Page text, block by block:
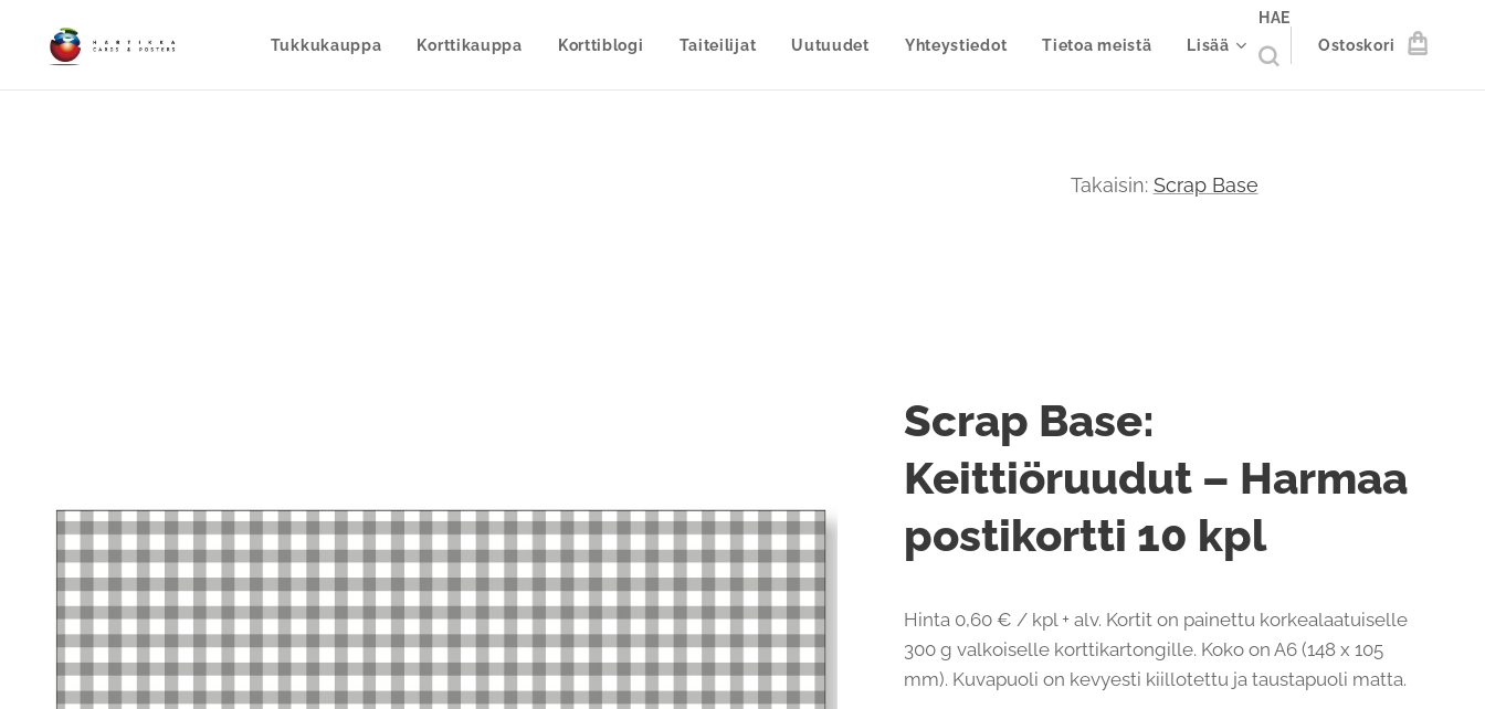
Tukkukauppa Korttikauppa Korttiblogi Taiteilijat Uutuudet Yhteystiedot Tietoa meistä Lisää
HAE
Ostoskori
Takaisin: Scrap Base
Scrap Base:
Keittiöruudut – Harmaa
postikortti 10 kpl
Hinta 0,60 € / kpl + alv. Kortit on painettu korkealaatuiselle
300 g valkoiselle korttikartongille. Koko on A6 (148 x 105
mm). Kuvapuoli on kevyesti kiillotettu ja taustapuoli matta.